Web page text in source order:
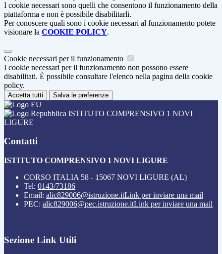
I cookie necessari sono quelli che consentono il funzionamento della
piattaforma e non è possibile disabilitarli.
Per conoscere quali sono i cookie necessari al funzionamento potete
visionare la COOKIE POLICY.
Cookie necessari per il funzionamento
I cookie necessari per il funzionamento non possono essere
disabilitati. È possibile consultare l'elenco nella pagina della cookie
policy.
Accetta tutti Salva le preferenze
ISTITUTO COMPRENSIVO 1 NOVI
LIGURE
Contatti
ISTITUTO COMPRENSIVO 1 NOVI LIGURE
CORSO ITALIA 58 - 15067 NOVI LIGURE (AL)
Tel: 0143/73186
Email: alic829006@istruzione.itLink per inviare una mail
PEC: alic829006@pec.istruzione.itLink per inviare una mail
Sezione Link Utili